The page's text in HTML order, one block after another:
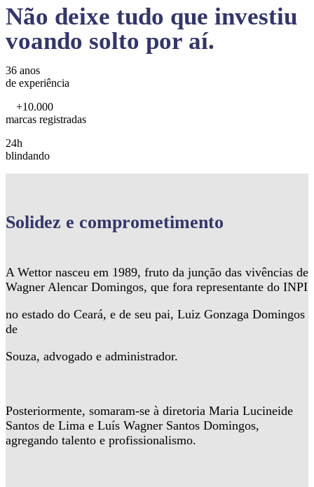
Não deixe tudo que investiu
voando solto por aí.
36 anos
de experiência
+10.000
marcas registradas
24h
blindando
Solidez e comprometimento
A Wettor nasceu em 1989, fruto da junção das vivências de
Wagner Alencar Domingos, que fora representante do INPI
no estado do Ceará, e de seu pai, Luiz Gonzaga Domingos
de
Souza, advogado e administrador.
Posteriormente, somaram-se à diretoria Maria Lucineide
Santos de Lima e Luís Wagner Santos Domingos,
agregando talento e profissionalismo.